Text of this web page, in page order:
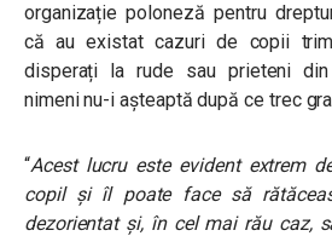
organizație poloneză pentru
că au existat cazuri de copii
disperați la rude sau prieteni
nimeni nu-i așteaptă după ce trec
“Acest lucru este evident extrem
copil și îl poate face să
dezorientat și, în cel mai rău caz,